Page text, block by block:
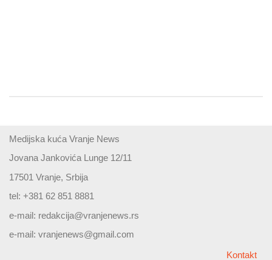
Medijska kuća Vranje News
Jovana Jankovića Lunge 12/11
17501 Vranje, Srbija
tel: +381 62 851 8881
e-mail: redakcija@vranjenews.rs
e-mail: vranjenews@gmail.com
Kontakt